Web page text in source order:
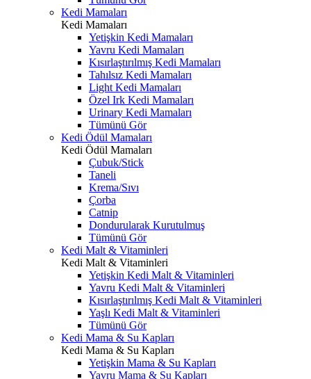
Kedi Mamaları
Kedi Mamaları
Yetişkin Kedi Mamaları
Yavru Kedi Mamaları
Kısırlaştırılmış Kedi Mamaları
Tahılsız Kedi Mamaları
Light Kedi Mamaları
Özel Irk Kedi Mamaları
Urinary Kedi Mamaları
Tümünü Gör
Kedi Ödül Mamaları
Kedi Ödül Mamaları
Çubuk/Stick
Taneli
Krema/Sıvı
Çorba
Catnip
Dondurularak Kurutulmuş
Tümünü Gör
Kedi Malt & Vitaminleri
Kedi Malt & Vitaminleri
Yetişkin Kedi Malt & Vitaminleri
Yavru Kedi Malt & Vitaminleri
Kısırlaştırılmış Kedi Malt & Vitaminleri
Yaşlı Kedi Malt & Vitaminleri
Tümünü Gör
Kedi Mama & Su Kapları
Kedi Mama & Su Kapları
Yetişkin Mama & Su Kapları
Yavru Mama & Su Kapları